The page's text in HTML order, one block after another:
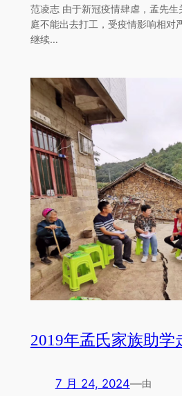
范凌志 由于新冠疫情肆虐，孟先
庭不能出去打工，受疫情影响相
继续…
2019年孟氏家族助学
7 月 24, 2024—由